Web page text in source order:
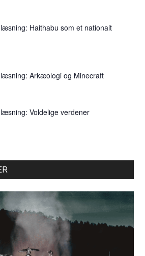
Haithabu som et nationalt
Arkæologi og Minecraft
Voldelige verdener